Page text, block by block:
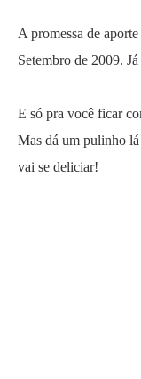
A promessa de
Setembro de 2009.
E só pra você ficar
Mas dá um pulinho
vai se deliciar!